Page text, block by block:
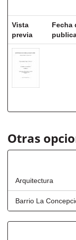
Vista
previa
Fecha
Otras
Arquitectura
Barrio La